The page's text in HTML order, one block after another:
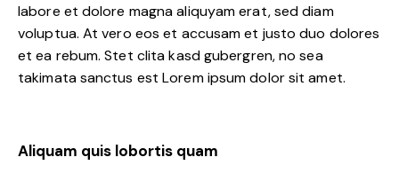
labore et dolore magna aliquyam erat, sed diam
voluptua. At vero eos et accusam et justo duo dolores
et ea rebum. Stet clita kasd gubergren, no sea
takimata sanctus est Lorem ipsum dolor sit amet.
Aliquam quis lobortis quam